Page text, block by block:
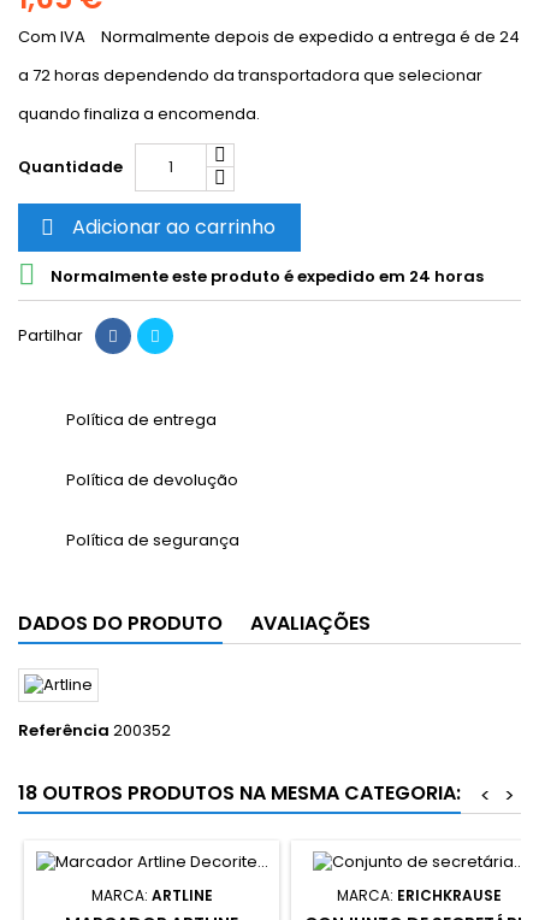
Com IVA
Normalmente depois de expedido a entrega é de 24
a 72 horas dependendo da transportadora que selecionar
quando finaliza a encomenda.
Quantidade
 Adicionar ao carrinho
 Normalmente este produto é expedido em 24 horas
Partilhar
Política de entrega
Política de devolução
Política de segurança
DADOS DO PRODUTO AVALIAÇÕES
Referência 200352
18 OUTROS PRODUTOS NA MESMA CATEGORIA: >
<
MARCA: ARTLINE MARCA: ERICHKRAUSE